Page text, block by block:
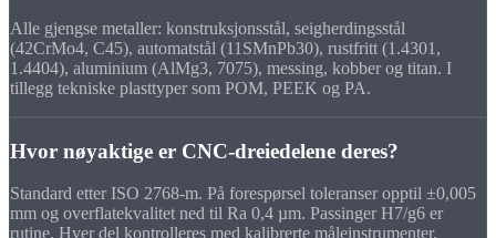
Alle gjengse metaller: konstruksjonsstål, seigherdingsstål
(42CrMo4, C45), automatstål (11SMnPb30), rustfritt (1.4301,
1.4404), aluminium (AlMg3, 7075), messing, kobber og titan. I
tillegg tekniske plasttyper som POM, PEEK og PA.
Hvor nøyaktige er CNC-dreiedelene deres?
Standard etter ISO 2768-m. På forespørsel toleranser opptil ±0,005
mm og overflatekvalitet ned til Ra 0,4 µm. Passinger H7/g6 er
rutine. Hver del kontrolleres med kalibrerte måleinstrumenter.